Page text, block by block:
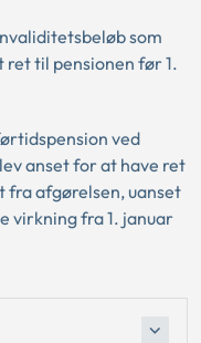
som
ret til pensionen før 1.
ved
anset for at have ret
fra afgørelsen, uanset
virkning fra 1. januar